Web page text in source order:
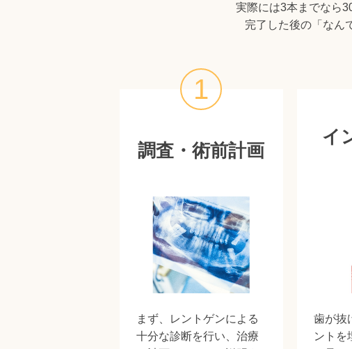
実際には3本までなら
完了した後の「なん
1
調査・術前計画
まず、レントゲンによる
十分な診断を行い、治療
イ
歯が抜
ントを